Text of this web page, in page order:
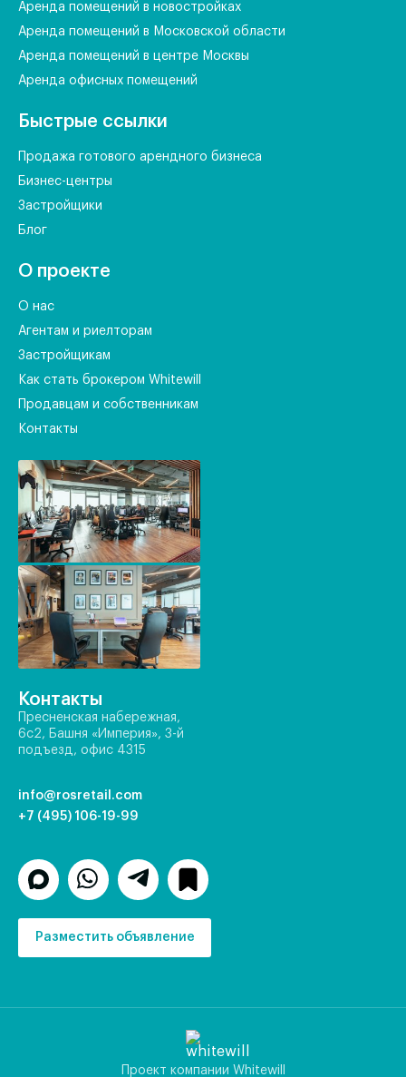
Аренда помещений в новостройках
Аренда помещений в Московской области
Аренда помещений в центре Москвы
Аренда офисных помещений
Быстрые ссылки
Продажа готового арендного бизнеса
Бизнес-центры
Застройщики
Блог
О проекте
О нас
Агентам и риелторам
Застройщикам
Как стать брокером Whitewill
Продавцам и собственникам
Контакты
Контакты
Пресненская набережная,
6с2, Башня «Империя», 3-й
подъезд, офис 4315
info@rosretail.com
+7 (495) 106-19-99
Разместить объявление
Проект компании Whitewill